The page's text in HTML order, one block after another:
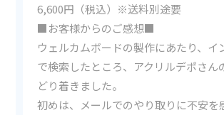
6,600円（税込）※送料別途要
■お客様からのご感想■
ウェルカムボードの製作にあたり、イ
で検索したところ、アクリルデポさん
どり着きました。
初めは、メールでのやり取りに不安を